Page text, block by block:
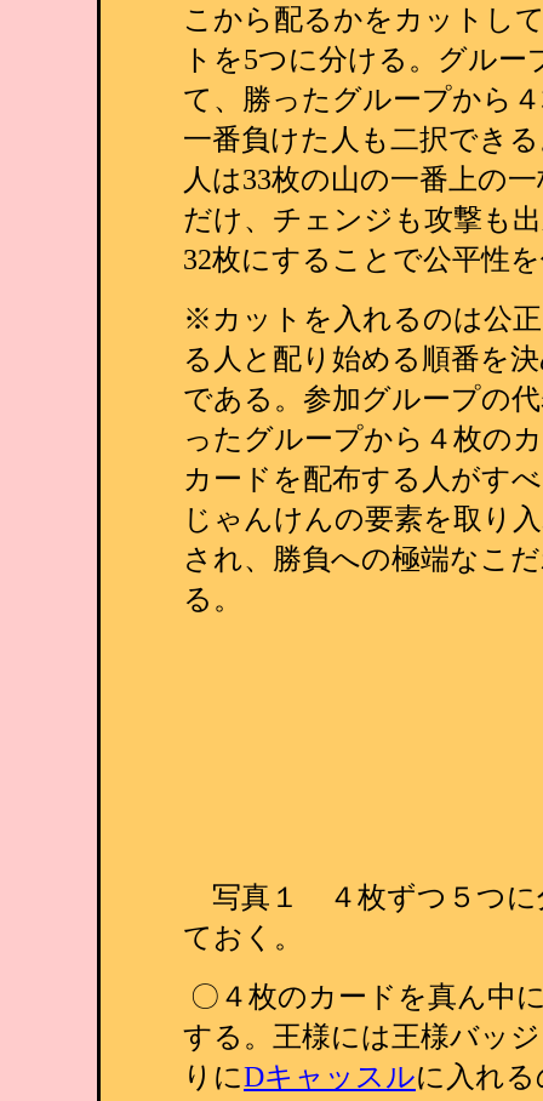
こから配るかをカットし
トを5つに分ける。グル
て、勝ったグループから
一番負けた人も二択でき
人は33枚の山の一番上の
だけ、チェンジも攻撃も
32枚にすることで公平性
※カットを入れるのは公
る人と配り始める順番を
である。参加グループの
ったグループから４枚の
カードを配布する人がす
じゃんけんの要素を取り
され、勝負への極端なこ
る。
写真１ ４枚ずつ５つに
ておく。
〇４枚のカードを真ん中
する。王様には王様バッ
りにDキャッスルに入れ